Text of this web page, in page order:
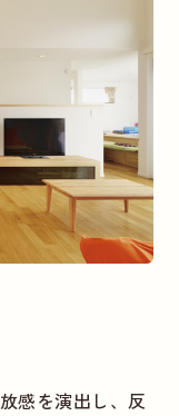
感を演出し、反